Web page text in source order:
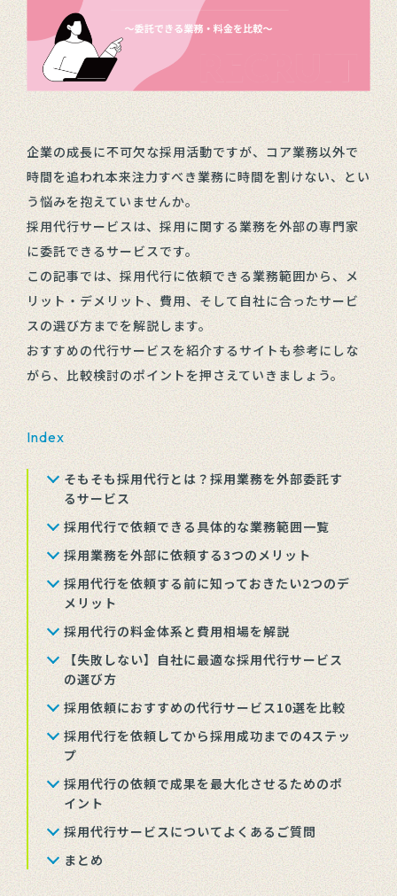
企業の成長に不可欠な採用活動ですが、コア業務以外で
時間を追われ本来注力すべき業務に時間を割けない、とい
う悩みを抱えていませんか。
採用代行サービスは、採用に関する業務を外部の専門家
に委託できるサービスです。
この記事では、採用代行に依頼できる業務範囲から、メ
リット・デメリット、費用、そして自社に合ったサービ
スの選び方までを解説します。
おすすめの代行サービスを紹介するサイトも参考にしな
がら、比較検討のポイントを押さえていきましょう。
Index
そもそも採用代行とは？採用業務を外部委託す
るサービス
採用代行で依頼できる具体的な業務範囲一覧
採用業務を外部に依頼する3つのメリット
採用代行を依頼する前に知っておきたい2つのデ
メリット
採用代行の料金体系と費用相場を解説
【失敗しない】自社に最適な採用代行サービス
の選び方
採用依頼におすすめの代行サービス10選を比較
採用代行を依頼してから採用成功までの4ステッ
プ
採用代行の依頼で成果を最大化させるためのポ
イント
採用代行サービスについてよくあるご質問
まとめ